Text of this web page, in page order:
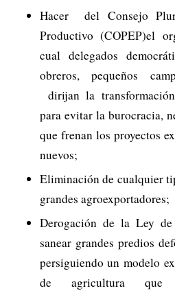
Hacer del Consejo
Productivo (COPEP)el
cual delegados
obreros, pequeños
dirijan la
para evitar la burocracia,
que frenan los proyectos
nuevos;
Eliminación de cualquier
grandes agroexportadores;
Derogación de la Ley
sanear grandes predios
persiguiendo un modelo
de agricultura